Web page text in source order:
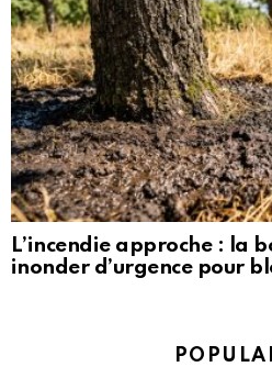
L’incendie approche : la
inonder d’urgence pour